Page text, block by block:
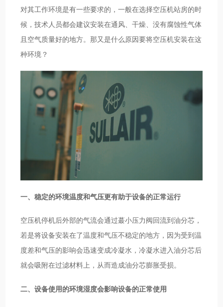
对其工作环境是有一些要求的，一般在选择空压机站房的时
候，技术人员都会建议安装在通风、干燥、没有腐蚀性气体
且空气质量好的地方。那又是什么原因要将空压机安装在这
种环境？
一、稳定的环境温度和气压更有助于设备的正常运行
空压机停机后外部的气流会通过蕞小压力阀回流到油分芯，
若是将设备安装在了温度和气压不稳定的地方，因为受到温
度差和气压的影响会迅速变成冷凝水，冷凝水进入油分芯后
就会吸附在过滤材料上，从而造成油分芯膨胀受损。
二、设备使用的环境湿度会影响设备的正常使用